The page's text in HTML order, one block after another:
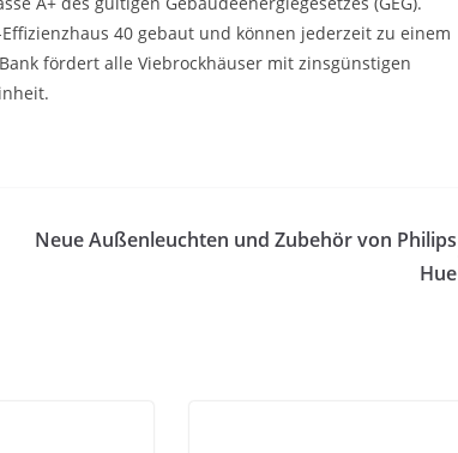
40 gebaut und können jederzeit zu einem
fördert alle Viebrockhäuser mit zinsgünstigen
Neue Außenleuchten und Zubehör von Philips
Hue